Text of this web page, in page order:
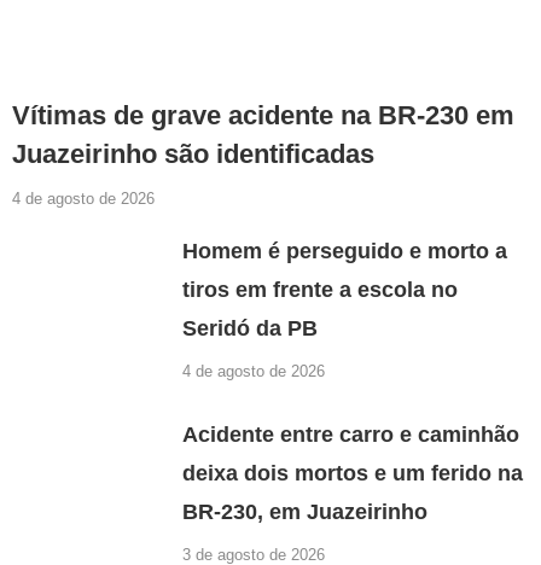
Vítimas de grave acidente na BR-230 em
Juazeirinho são identificadas
4 de agosto de 2026
Homem é perseguido e morto a
tiros em frente a escola no
Seridó da PB
4 de agosto de 2026
Acidente entre carro e caminhão
deixa dois mortos e um ferido na
BR-230, em Juazeirinho
3 de agosto de 2026